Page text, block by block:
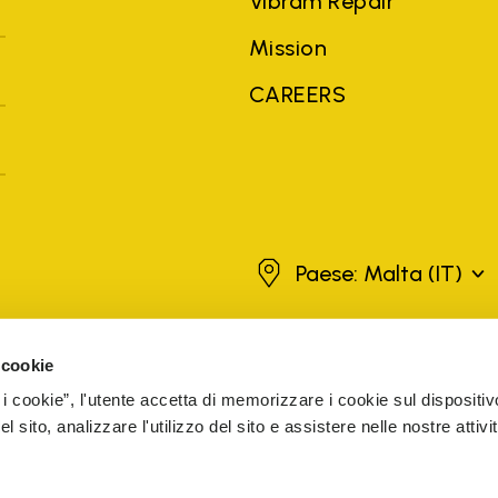
cookie”, l'utente accetta di memorizzare i cookie sul
sito, analizzare l'utilizzo del sito e assistere nelle nostre
Mission
CAREERS
MaltaPaese: Malta (IT)
terze parti, nomi di prodotti, nomi commerciali, nomi aziendali e
scopo esplicativo a vantaggio del proprietario, senza che ciò
autorizzati sono garantiti dall'azienda.SCOPRI DI PIU'
Iscritta al Reg. Imp. di VARESE - n.